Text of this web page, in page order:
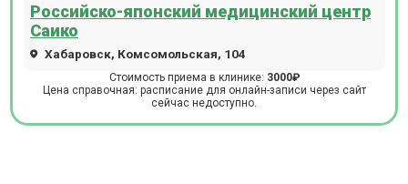
Российско-японский медицинский центр
Саико
Хабаровск, Комсомольская, 104
Стоимость приема в клинике: 3000₽
Цена справочная: расписание для онлайн-записи через сайт
сейчас недоступно.